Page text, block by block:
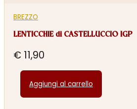
BREZZO
LENTICCHIE di CASTELLUCCIO IGP
€ 11,90
Aggiungi al carrello